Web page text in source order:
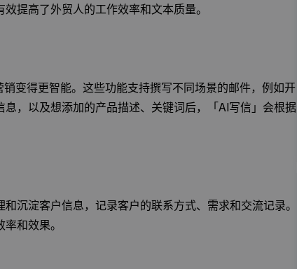
提高了外贸人的工作效率和文本质量。
变得更智能。这些功能支持撰写不同场景的邮件，例如开
，以及想添加的产品描述、关键词后，「AI写信」会根据
沉淀客户信息，记录客户的联系方式、需求和交流记录。
和效果。